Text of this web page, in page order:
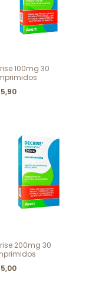
100mg 30
200mg 30